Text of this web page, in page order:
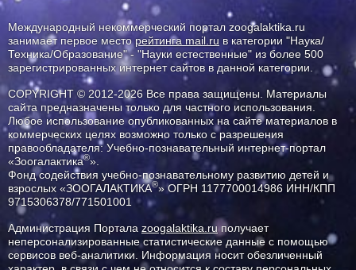
Международный некоммерческий портал zoogalaktika.ru
занимает первое месторейтинга mail.ru в категории "Наука/
Техника/Образование" - "Науки естественные" из более 500
зарегистрированных интернет сайтов в данной категории.
COPYRIGHT © 2012-2026 Все права защищены. Материалы
сайта предназначены только для частного использования.
Любое использование опубликованных на сайте материалов в
коммерческих целях возможно только с разрешения
правообладателя: Учебно-познавательный интернет-портал
«Зоогалактика®».
Фонд содействия учебно-познавательному развитию детей и
взрослых «ЗООГАЛАКТИКА®» ОГРН 1177700014986 ИНН/КПП
9715306378/771501001
Администрация Портала zoogalaktika.ruполучает
неперсонализированные статистические данные с помощью
сервисов веб-аналитики. Информация носит обезличенный